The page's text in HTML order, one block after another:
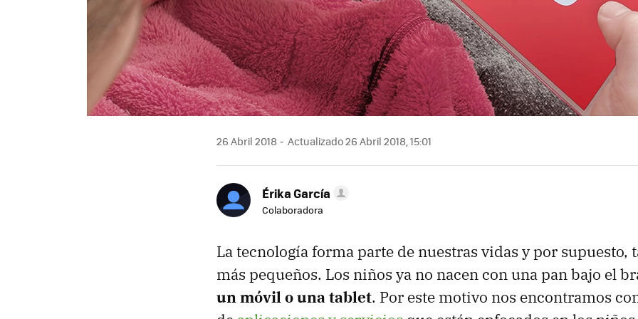
26 Abril 2018 Actualizado 26 Abril 2018, 15:01
Érika García
Colaboradora
La tecnología forma parte de nuestras vidas y por supuesto,
más pequeños. Los niños ya no nacen con una pan bajo el
un móvil o una tablet. Por este motivo nos encontramos